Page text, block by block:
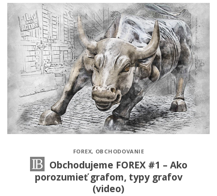
FOREX, OBCHODOVANIE
Obchodujeme FOREX #1 – Ako
porozumieť grafom, typy grafov
(video)